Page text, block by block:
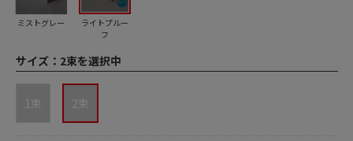
ミストグレー
ライトプルー
フ
サイズ： 2束を選択中
1束 2束